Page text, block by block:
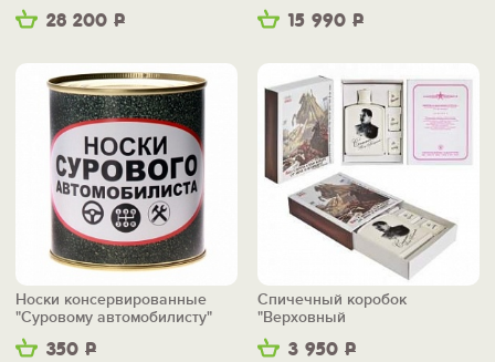
28 200 Р
15 990 Р
350 Р
Носки консервированные
"Суровому автомобилисту"
3 950 Р
Спичечный коробок
"Верховный
главнокомандующий"